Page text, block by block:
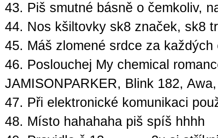
43. Piš smutné básně o čemkoliv,
44. Nos kšiltovky sk8 značek, sk8
45. Máš zlomené srdce za každých
46. Poslouchej My chemical
JAMISONPARKER, Blink 182,
47. Při elektronické komunikaci
48. Místo hahahaha piš spíš hhhh